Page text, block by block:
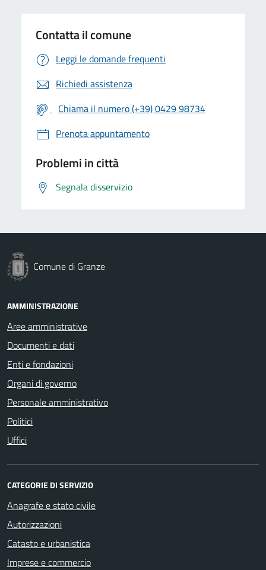
Contatta il comune
Leggi le domande frequenti
Richiedi assistenza
Chiama il numero (+39) 0429 98734
Prenota appuntamento
Problemi in città
Segnala disservizio
Comune di Granze
AMMINISTRAZIONE
Aree amministrative
Documenti e dati
Enti e fondazioni
Organi di governo
Personale amministrativo
Politici
Uffici
CATEGORIE DI SERVIZIO
Anagrafe e stato civile
Autorizzazioni
Catasto e urbanistica
Imprese e commercio